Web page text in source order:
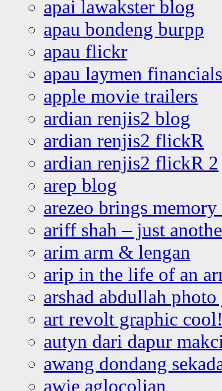
apai lawakster blog
apau bondeng burpp
apau flickr
apau laymen financials
apple movie trailers
ardian renjis2 blog
ardian renjis2 flickR
ardian renjis2 flickR 2
arep blog
arezeo brings
ariff shah – just
arim arm & lengan
arip in the life of an
arshad abdullah
art revolt graphic
autyn dari dapur
awang dondang
awie aglocolian